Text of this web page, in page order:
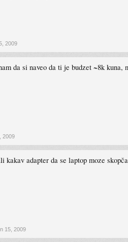
2009
da si naveo da ti je budzet ~8k kuna,
2009
kakav adapter da se laptop moze
15, 2009